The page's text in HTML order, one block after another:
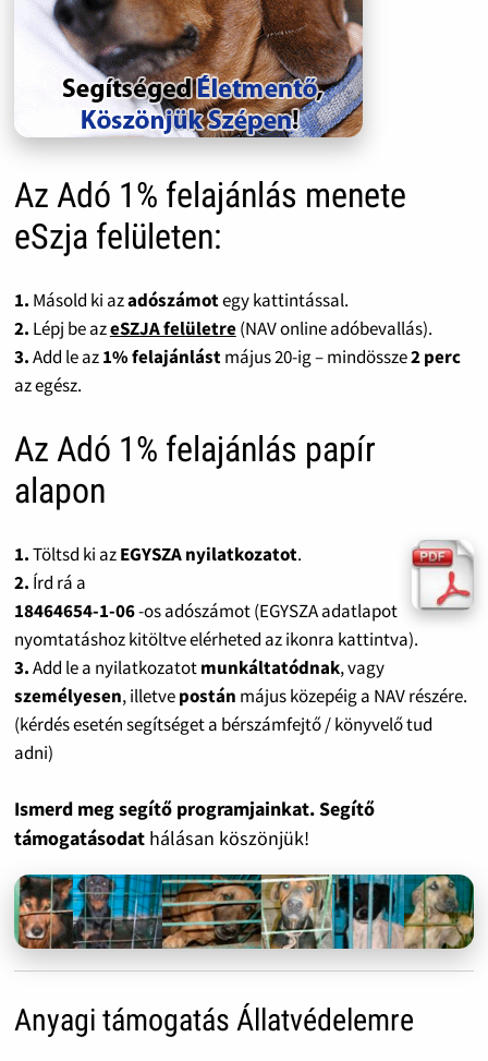
Az Adó 1% felajánlás menete
eSzja felületen:
1. Másold ki azadószámotegy kattintással.
2. Lépj be azeSZJA felületre(NAV online adóbevallás).
3.Add le az1% felajánlástmájus 20-ig – mindössze2 perc
az egész.
Az Adó 1% felajánlás papír
alapon
1.Töltsd ki azEGYSZA nyilatkozatot.
2. Írd rá a
18464654-1-06-os adószámot (EGYSZA adatlapot
nyomtatáshoz kitöltve elérheted az ikonra kattintva).
3.Add le a nyilatkozatotmunkáltatódnak, vagy
személyesen, illetvepostán május közepéig a NAV részére.
(kérdés esetén segítséget a bérszámfejtő / könyvelő tud
adni)
Ismerd meg segítő programjainkat. Segítő
támogatásodat hálásan köszönjük!
Anyagi támogatás Állatvédelemre